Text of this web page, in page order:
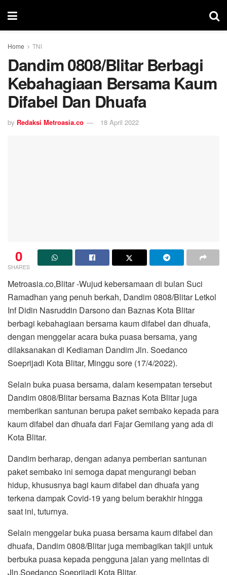
Home TNI
Dandim 0808/Blitar Berbagi
Kebahagiaan Bersama Kaum
Difabel Dan Dhuafa
by Redaksi Metroasia.co 18 April 2022
0
SHARES
Metroasia.co,Blitar -Wujud kebersamaan di bulan Suci
Ramadhan yang penuh berkah, Dandim 0808/Blitar Letkol
Inf Didin Nasruddin Darsono dan Baznas Kota Blitar
berbagi kebahagiaan bersama kaum difabel dan dhuafa,
dengan menggelar acara buka puasa bersama, yang
dilaksanakan di Kediaman Dandim Jln. Soedanco
Soeprijadi Kota Blitar, Minggu sore (17/4/2022).
Selain buka puasa bersama, dalam kesempatan tersebut
Dandim 0808/Blitar bersama Baznas Kota Blitar juga
memberikan santunan berupa paket sembako kepada para
kaum difabel dan dhuafa dari Fajar Gemilang yang ada di
Kota Blitar.
Dandim berharap, dengan adanya pemberian santunan
paket sembako ini semoga dapat mengurangi beban
hidup, khususnya bagi kaum difabel dan dhuafa yang
terkena dampak Covid-19 yang belum berakhir hingga
saat ini, tuturnya.
Selain menggelar buka puasa bersama kaum difabel dan
dhuafa, Dandim 0808/Blitar juga membagikan takjil untuk
berbuka puasa kepada pengguna jalan yang melintas di
Jln.Soedanco Soeprijadi Kota Blitar.